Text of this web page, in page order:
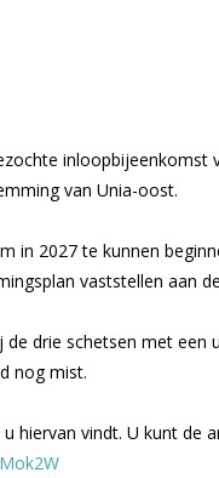
van Unia-oost.
in 2027 te kunnen
vaststellen aan
drie schetsen met een
nog mist.
hiervan vindt. U kunt de